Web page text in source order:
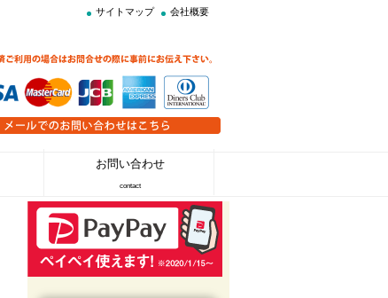
サイトマップ 会社概要
お問い合わせ
contact